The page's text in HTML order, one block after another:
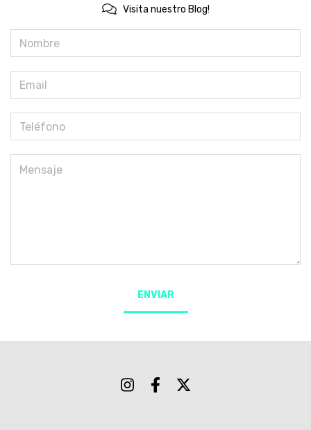
Visita nuestro Blog!